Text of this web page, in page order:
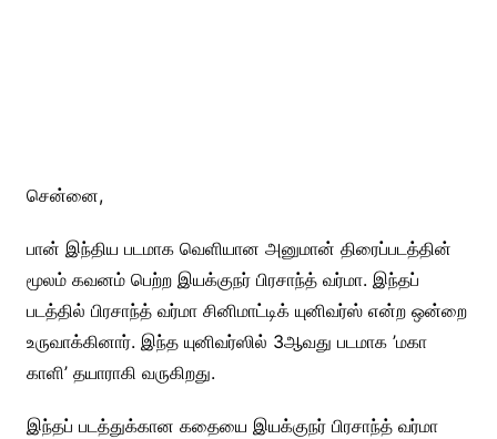
சென்னை,
பான் இந்திய படமாக வெளியான அனுமான் திரைப்படத்தின்
மூலம் கவனம் பெற்ற இயக்குநர் பிரசாந்த் வர்மா. இந்தப்
படத்தில் பிரசாந்த் வர்மா சினிமாட்டிக் யுனிவர்ஸ் என்ற ஒன்றை
உருவாக்கினார். இந்த யுனிவர்ஸில் 3ஆவது படமாக ’மகா
காளி’ தயாராகி வருகிறது.
இந்தப் படத்துக்கான கதையை இயக்குநர் பிரசாந்த் வர்மா